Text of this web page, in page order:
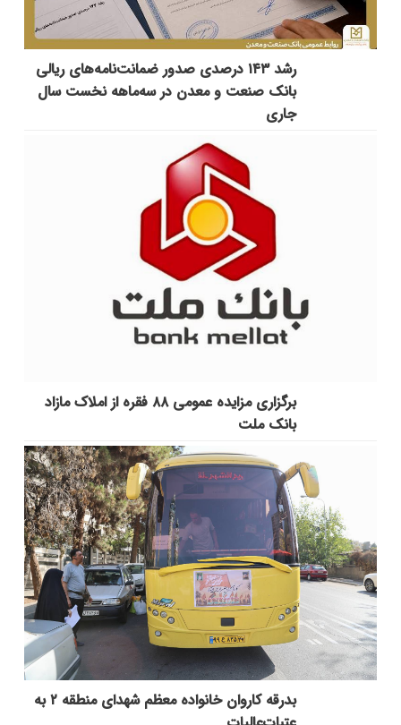
رشد ۱۴۳ درصدی صدور ضمانت‌نامه‌های ریالی
بانک صنعت و معدن در سه‌ماهه نخست سال
جاری
برگزاری مزایده عمومی ۸۸ فقره از املاک مازاد
بانک ملت
بدرقه کاروان خانواده معظم شهدای منطقه ۲ به